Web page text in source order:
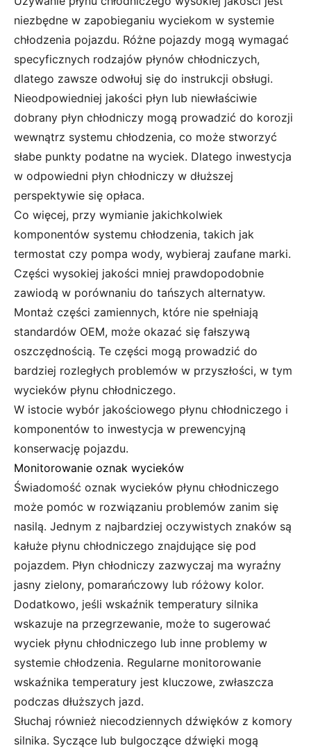
niezbędne w zapobieganiu wyciekom w systemie
chłodzenia pojazdu. Różne pojazdy mogą wymagać
specyficznych rodzajów płynów chłodniczych,
dlatego zawsze odwołuj się do instrukcji obsługi.
Nieodpowiedniej jakości płyn lub niewłaściwie
dobrany płyn chłodniczy mogą prowadzić do korozji
wewnątrz systemu chłodzenia, co może stworzyć
słabe punkty podatne na wyciek. Dlatego inwestycja
w odpowiedni płyn chłodniczy w dłuższej
perspektywie się opłaca.
Co więcej, przy wymianie jakichkolwiek
komponentów systemu chłodzenia, takich jak
termostat czy pompa wody, wybieraj zaufane marki.
Części wysokiej jakości mniej prawdopodobnie
zawiodą w porównaniu do tańszych alternatyw.
Montaż części zamiennych, które nie spełniają
standardów OEM, może okazać się fałszywą
oszczędnością. Te części mogą prowadzić do
bardziej rozległych problemów w przyszłości, w tym
wycieków płynu chłodniczego.
W istocie wybór jakościowego płynu chłodniczego i
komponentów to inwestycja w prewencyjną
konserwację pojazdu.
Monitorowanie oznak wycieków
Świadomość oznak wycieków płynu chłodniczego
może pomóc w rozwiązaniu problemów zanim się
nasilą. Jednym z najbardziej oczywistych znaków są
kałuże płynu chłodniczego znajdujące się pod
pojazdem. Płyn chłodniczy zazwyczaj ma wyraźny
jasny zielony, pomarańczowy lub różowy kolor.
Dodatkowo, jeśli wskaźnik temperatury silnika
wskazuje na przegrzewanie, może to sugerować
wyciek płynu chłodniczego lub inne problemy w
systemie chłodzenia. Regularne monitorowanie
wskaźnika temperatury jest kluczowe, zwłaszcza
podczas dłuższych jazd.
Słuchaj również niecodziennych dźwięków z komory
silnika. Syczące lub bulgoczące dźwięki mogą